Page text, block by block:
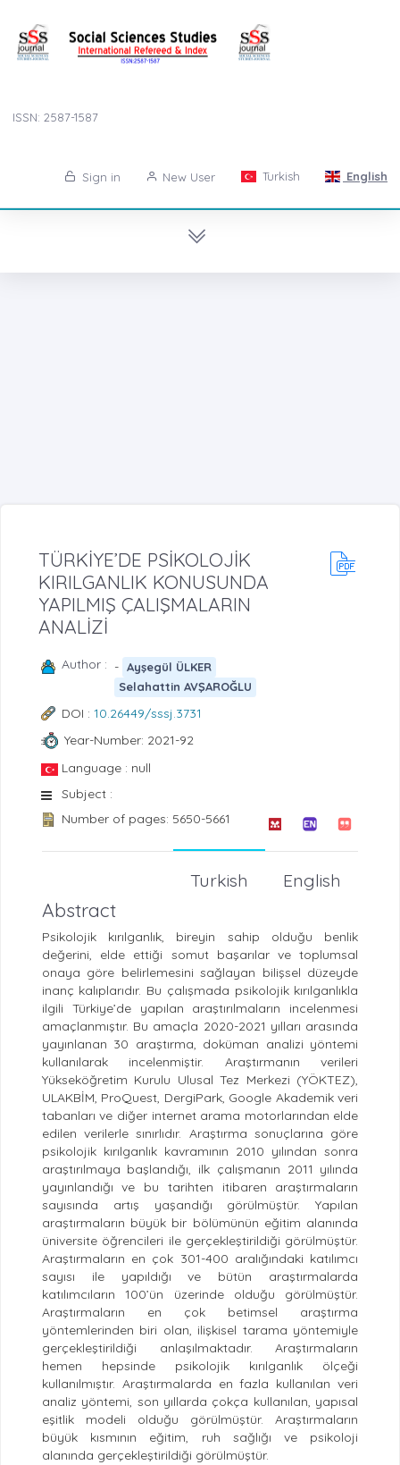
ISSN: 2587-1587
Sign in New User Turkish English
TÜRKİYE’DE PSİKOLOJİK
KIRILGANLIK KONUSUNDA
YAPILMIŞ ÇALIŞMALARIN
ANALİZİ
Author : - Ayşegül ÜLKER
Selahattin AVŞAROĞLU
DOI : 10.26449/sssj.3731
Year-Number: 2021-92
Language : null
Subject :
Number of pages: 5650-5661
English
Turkish
Abstract
Psikolojik kırılganlık, bireyin sahip olduğu benlik
değerini, elde ettiği somut başarılar ve toplumsal
onaya göre belirlemesini sağlayan bilişsel düzeyde
inanç kalıplarıdır. Bu çalışmada psikolojik kırılganlıkla
ilgili Türkiye’de yapılan araştırılmaların incelenmesi
amaçlanmıştır. Bu amaçla 2020-2021 yılları arasında
yayınlanan 30 araştırma, doküman analizi yöntemi
kullanılarak incelenmiştir. Araştırmanın verileri
Yükseköğretim Kurulu Ulusal Tez Merkezi (YÖKTEZ),
ULAKBİM, ProQuest, DergiPark, Google Akademik veri
tabanları ve diğer internet arama motorlarından elde
edilen verilerle sınırlıdır. Araştırma sonuçlarına göre
psikolojik kırılganlık kavramının 2010 yılından sonra
araştırılmaya başlandığı, ilk çalışmanın 2011 yılında
yayınlandığı ve bu tarihten itibaren araştırmaların
sayısında artış yaşandığı görülmüştür. Yapılan
araştırmaların büyük bir bölümünün eğitim alanında
üniversite öğrencileri ile gerçekleştirildiği görülmüştür.
Araştırmaların en çok 301-400 aralığındaki katılımcı
sayısı ile yapıldığı ve bütün araştırmalarda
katılımcıların 100’ün üzerinde olduğu görülmüştür.
Araştırmaların en çok betimsel araştırma
yöntemlerinden biri olan, ilişkisel tarama yöntemiyle
gerçekleştirildiği anlaşılmaktadır. Araştırmaların
hemen hepsinde psikolojik kırılganlık ölçeği
kullanılmıştır. Araştırmalarda en fazla kullanılan veri
analiz yöntemi, son yıllarda çokça kullanılan, yapısal
eşitlik modeli olduğu görülmüştür. Araştırmaların
büyük kısmının eğitim, ruh sağlığı ve psikoloji
alanında gerçekleştirildiği görülmüştür.